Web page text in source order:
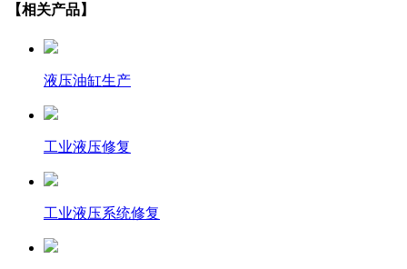
【相关产品】
液压油缸生产
工业液压修复
工业液压系统修复